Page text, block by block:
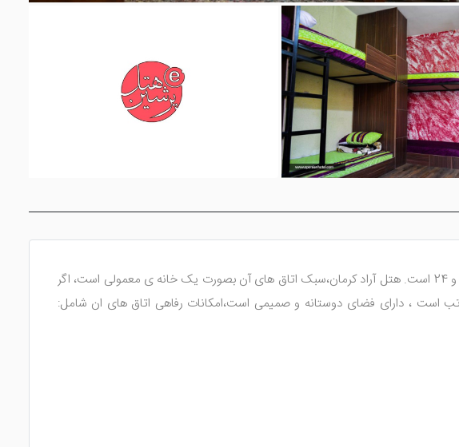
هتل آراد کرمان،که به سبک اقامتگاهی دوستانه است .ادرس این اقامتگاه : خیابان شیخ احمد کافی شمالی،بین کوچه 22 و 24 است. هتل آراد کرمان،سبک اتاق های آن بصورت یک خانه ی معمولی است، اگر
است ، دارای فضای دوستانه و صمیمی است،امکانات رفاهی اتاق های ان شامل: